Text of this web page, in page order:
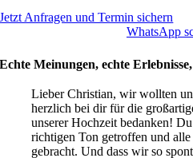
Jetzt Anfragen und Termin sichern
WhatsApp
Echte Meinungen, echte
Lieber Christian, wir wollten
herzlich bei dir für die
unserer Hochzeit bedanken!
richtigen Ton getroffen und
gebracht. Und dass wir so